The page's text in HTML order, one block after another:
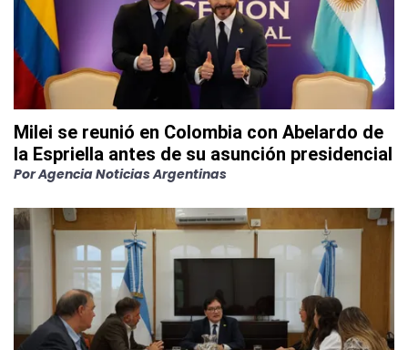
Milei se reunió en Colombia con Abelardo de
la Espriella antes de su asunción presidencial
PorAgencia Noticias Argentinas